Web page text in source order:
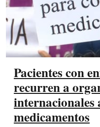
Pacientes con
recurren a
internacionales
medicamentos